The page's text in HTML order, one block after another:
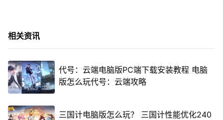
相关资讯
代号：云端电脑版PC端下载安装教程 电脑
版怎么玩代号：云端攻略
三国计电脑版怎么玩？ 三国计性能优化240